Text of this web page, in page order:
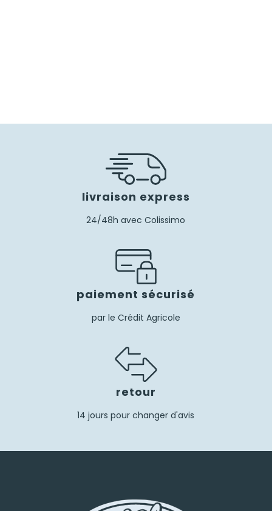
livraison express
24/48h avec Colissimo
paiement sécurisé
par le Crédit Agricole
retour
14 jours pour changer d'avis